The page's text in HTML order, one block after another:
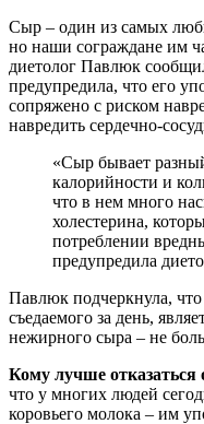
Сыр – один из самых
но наши сограждане им
диетолог Павлюк
предупредила, что его
сопряжено с риском
навредить сердечно-
«Сыр бывает
калорийности и
что в нем много
холестерина,
потреблении
предупредила
Павлюк подчеркнула,
съедаемого за день,
нежирного сыра – не
Кому лучше отказаться
что у многих людей
коровьего молока – им